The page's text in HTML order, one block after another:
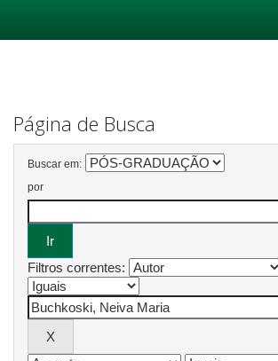
Página de Busca
Buscar em:
por
Filtros correntes: